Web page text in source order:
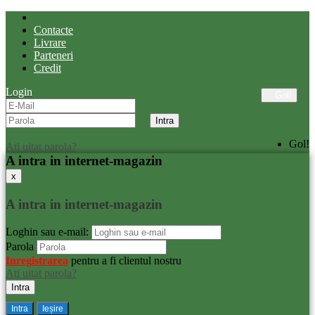
Contacte
Livrare
Parteneri
Credit
Gol!
Login
Ati uitat parola?
A intra in internet-magazin
x
A intra in internet-magazin
Loghin sau e-mail:
Parola
Inregistrarea pentru a fi clientul nostru
Ati uitat parola?
Intra Ieșire